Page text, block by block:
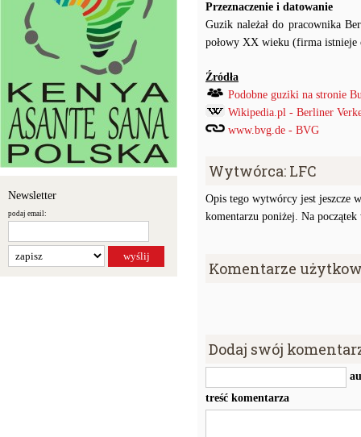
Newsletter
podaj email:
Przeznaczenie i datowanie
Guzik należał do pracownika
połowy XX wieku (firma istnieje
Źródła
Podobne guziki na stronie
Wikipedia.pl - Berliner
www.bvg.de - BVG
Wytwórca: LFC
Opis tego wytwórcy jest jeszcze
komentarzu poniżej. Na
Komentarze
Dodaj swój
treść komentarza